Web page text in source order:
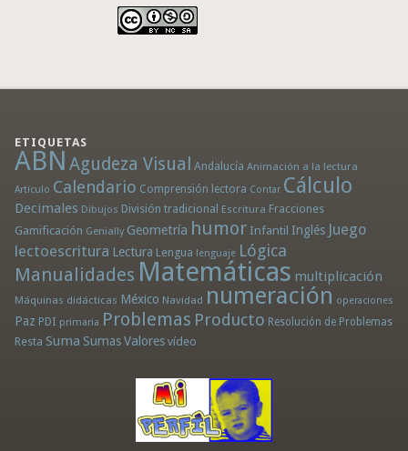
ETIQUETAS
ABN Agudeza Visual Andalucía Animación a la lectura
Artículo Calendario Comprensión lectora Contar Cálculo
Decimales Dibujos División tradicional Escritura Fracciones
Gamificación Genially Geometría humor Infantil Inglés Juego
lectoescritura Lectura Lengua lenguaje Lógica
Manualidades Matemáticas multiplicación
Máquinas didácticas México Navidad numeración operaciones
Paz PDI primaria Problemas Producto Resolución de Problemas
Resta Suma Sumas Valores vídeo